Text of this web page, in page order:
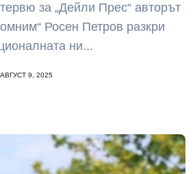
за „Дейли Прес“ авторът
Росен Петров разкри
ни...
АВГУСТ 9, 2025